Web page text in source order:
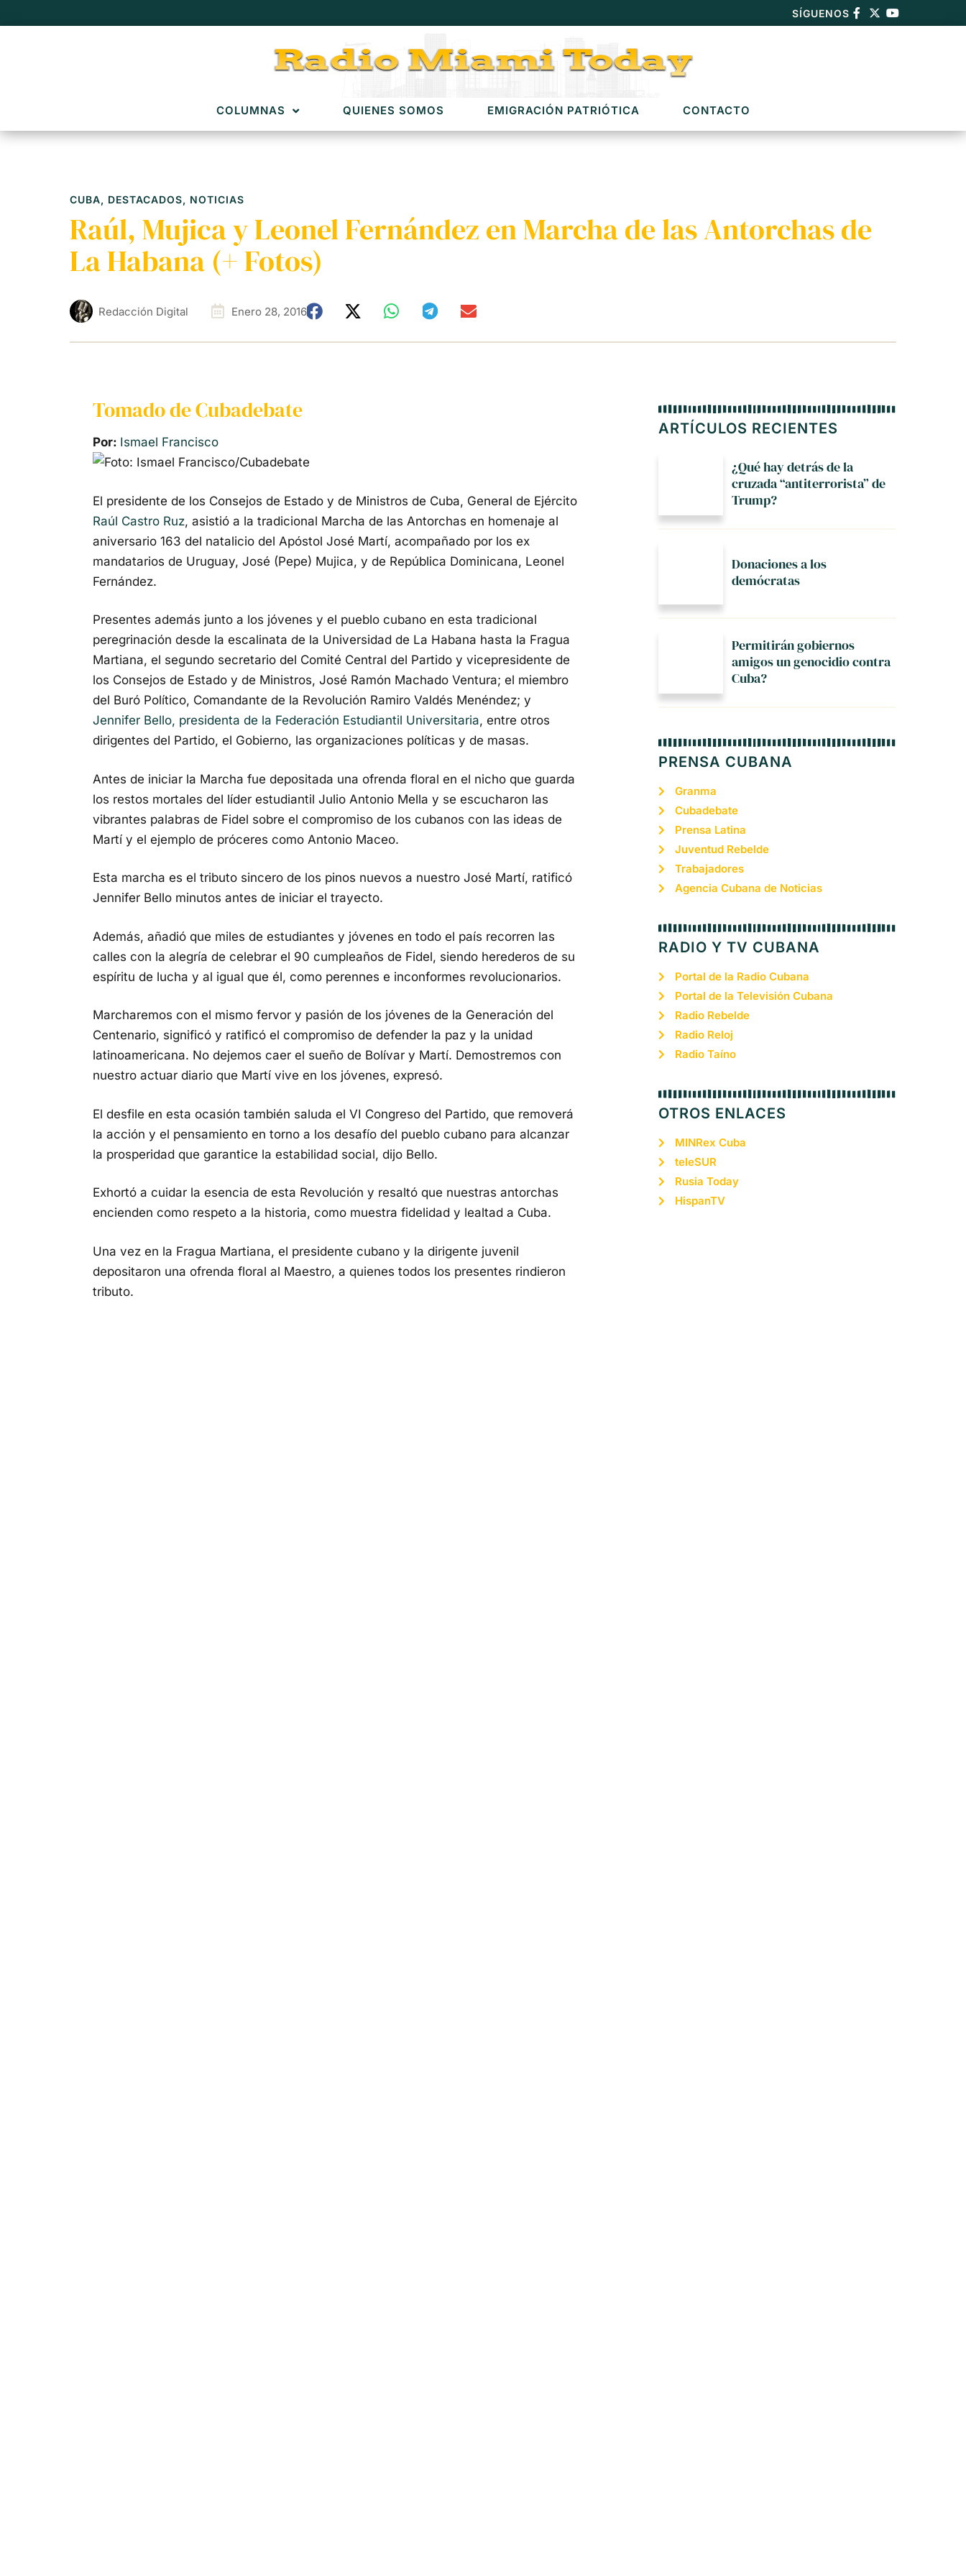
SÍGUENOS
COLUMNAS QUIENES SOMOS EMIGRACIÓN PATRIÓTICA CONTACTO
CUBA, DESTACADOS, NOTICIAS
Raúl, Mujica y Leonel Fernández en Marcha de las Antorchas de
La Habana (+ Fotos)
Redacción Digital Enero 28, 2016
Tomado de Cubadebate
Por: Ismael Francisco
El presidente de los Consejos de Estado y de Ministros de Cuba, General de Ejército
Raúl Castro Ruz, asistió a la tradicional Marcha de las Antorchas en homenaje al
aniversario 163 del natalicio del Apóstol José Martí, acompañado por los ex
mandatarios de Uruguay, José (Pepe) Mujica, y de República Dominicana, Leonel
Fernández.
Presentes además junto a los jóvenes y el pueblo cubano en esta tradicional
peregrinación desde la escalinata de la Universidad de La Habana hasta la Fragua
Martiana, el segundo secretario del Comité Central del Partido y vicepresidente de
los Consejos de Estado y de Ministros, José Ramón Machado Ventura; el miembro
del Buró Político, Comandante de la Revolución Ramiro Valdés Menéndez; y
Jennifer Bello, presidenta de la Federación Estudiantil Universitaria, entre otros
dirigentes del Partido, el Gobierno, las organizaciones políticas y de masas.
Antes de iniciar la Marcha fue depositada una ofrenda floral en el nicho que guarda
los restos mortales del líder estudiantil Julio Antonio Mella y se escucharon las
vibrantes palabras de Fidel sobre el compromiso de los cubanos con las ideas de
Martí y el ejemplo de próceres como Antonio Maceo.
Esta marcha es el tributo sincero de los pinos nuevos a nuestro José Martí, ratificó
Jennifer Bello minutos antes de iniciar el trayecto.
Además, añadió que miles de estudiantes y jóvenes en todo el país recorren las
calles con la alegría de celebrar el 90 cumpleaños de Fidel, siendo herederos de su
espíritu de lucha y al igual que él, como perennes e inconformes revolucionarios.
Marcharemos con el mismo fervor y pasión de los jóvenes de la Generación del
Centenario, significó y ratificó el compromiso de defender la paz y la unidad
latinoamericana. No dejemos caer el sueño de Bolívar y Martí. Demostremos con
nuestro actuar diario que Martí vive en los jóvenes, expresó.
El desfile en esta ocasión también saluda el VI Congreso del Partido, que removerá
la acción y el pensamiento en torno a los desafío del pueblo cubano para alcanzar
la prosperidad que garantice la estabilidad social, dijo Bello.
Exhortó a cuidar la esencia de esta Revolución y resaltó que nuestras antorchas
encienden como respeto a la historia, como muestra fidelidad y lealtad a Cuba.
Una vez en la Fragua Martiana, el presidente cubano y la dirigente juvenil
depositaron una ofrenda floral al Maestro, a quienes todos los presentes rindieron
tributo.
ARTÍCULOS RECIENTES
¿Qué hay detrás de la
cruzada “antiterrorista” de
Trump?
Donaciones a los
demócratas
Permitirán gobiernos
amigos un genocidio contra
Cuba?
PRENSA CUBANA
Granma
Cubadebate
Prensa Latina
Juventud Rebelde
Trabajadores
Agencia Cubana de Noticias
RADIO Y TV CUBANA
Portal de la Radio Cubana
Portal de la Televisión Cubana
Radio Rebelde
Radio Reloj
Radio Taíno
OTROS ENLACES
MINRex Cuba
teleSUR
Rusia Today
HispanTV